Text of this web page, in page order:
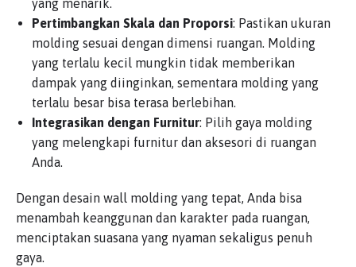
yang menarik.
Pertimbangkan Skala dan Proporsi: Pastikan ukuran
molding sesuai dengan dimensi ruangan. Molding
yang terlalu kecil mungkin tidak memberikan
dampak yang diinginkan, sementara molding yang
terlalu besar bisa terasa berlebihan.
Integrasikan dengan Furnitur: Pilih gaya molding
yang melengkapi furnitur dan aksesori di ruangan
Anda.
Dengan desain wall molding yang tepat, Anda bisa
menambah keanggunan dan karakter pada ruangan,
menciptakan suasana yang nyaman sekaligus penuh
gaya.